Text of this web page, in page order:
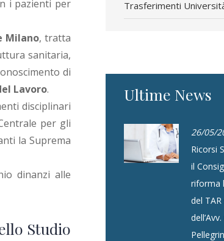
i pazienti per
Milano, tratta
sanitaria,
di
Lavoro.
disciplinari
per gli
la Suprema
dinanzi alle
Studio
Trasferimenti
Ultime News
26/05/
Ricorsi
il
riforma
del